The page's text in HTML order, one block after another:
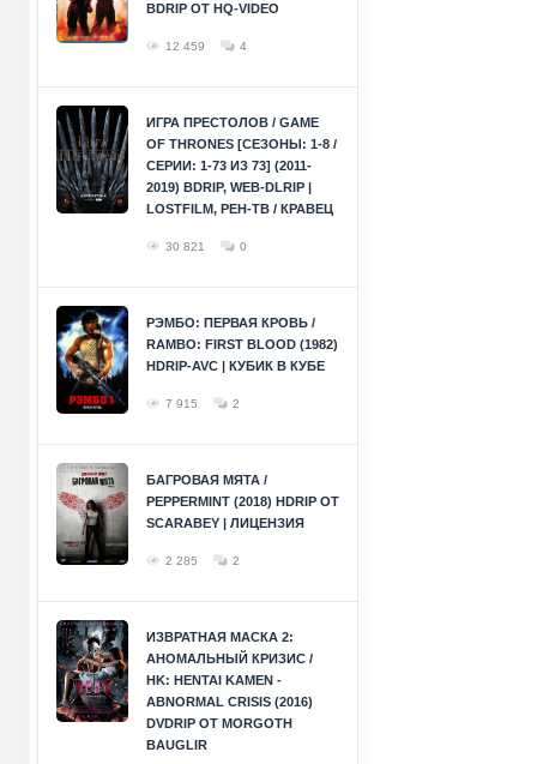
BDRIP ОТ HQ-VIDEO
12 459 4
ИГРА ПРЕСТОЛОВ / GAME
OF THRONES [СЕЗОНЫ: 1-8 /
СЕРИИ: 1-73 ИЗ 73] (2011-
2019) BDRIP, WEB-DLRIP |
LOSTFILM, РЕН-ТВ / КРАВЕЦ
30 821 0
РЭМБО: ПЕРВАЯ КРОВЬ /
RAMBO: FIRST BLOOD (1982)
HDRIP-AVC | КУБИК В КУБЕ
7 915 2
БАГРОВАЯ МЯТА /
PEPPERMINT (2018) HDRIP ОТ
SCARABEY | ЛИЦЕНЗИЯ
2 285 2
ИЗВРАТНАЯ МАСКА 2:
АНОМАЛЬНЫЙ КРИЗИС /
HK: HENTAI KAMEN -
ABNORMAL CRISIS (2016)
DVDRIP ОТ MORGOTH
BAUGLIR